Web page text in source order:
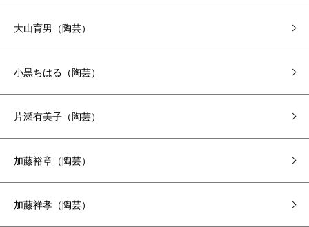
大山育男（陶芸）
小黒ちはる（陶芸）
片瀬有美子（陶芸）
加藤裕章（陶芸）
加藤祥孝（陶芸）